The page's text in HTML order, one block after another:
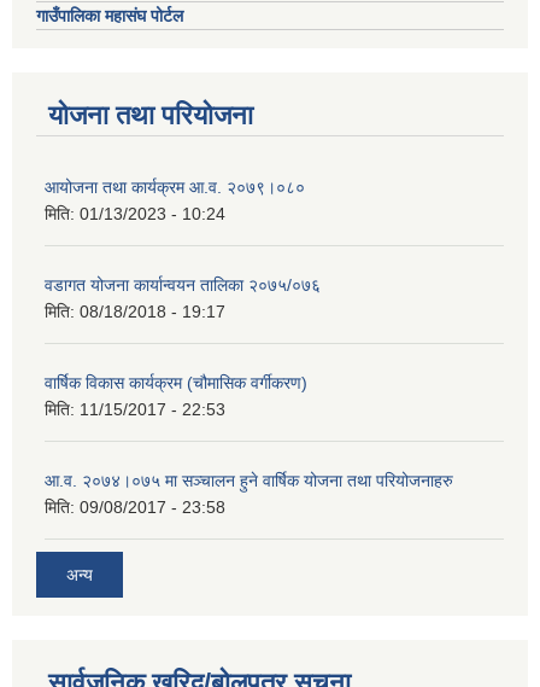
गाउँपालिका महासंघ पोर्टल
योजना तथा परियोजना
आयोजना तथा कार्यक्रम आ.व. २०७९।०८०
मिति: 01/13/2023 - 10:24
वडागत योजना कार्यान्वयन तालिका २०७५/०७६
मिति: 08/18/2018 - 19:17
वार्षिक विकास कार्यक्रम (चौमासिक वर्गीकरण)
मिति: 11/15/2017 - 22:53
आ.व. २०७४।०७५ मा सञ्चालन हुने वार्षिक योजना तथा परियोजनाहरु
मिति: 09/08/2017 - 23:58
अन्य